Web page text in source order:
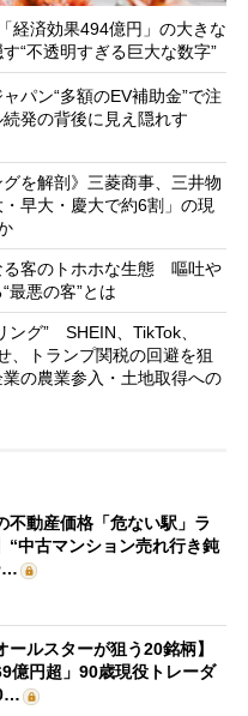
経済効果494億円」の大きな
“不透明すぎる巨大な数字”
パン“多額のEV補助金”で注
発の背後に見え隠れす
を解剖》三菱商事、三井物
早大・慶大で約6割」の現
る客のトホホな生態 嘔吐や
最悪の客”とは
ング” SHEIN、TikTok、
、トランプ関税の回避を狙
の農業参入・土地取得への
不動産価格「危ない駅」ラ
“中古マンション売れ行き鈍
…
ールスターが狙う20銘柄】
億円超」90歳現役トレーダ